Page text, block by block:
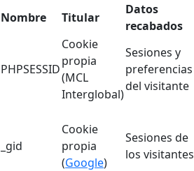
Nombre Titular
Datos
recabados
PHPSESSID
Cookie
propia
(MCL
Interglobal)
Sesiones y
preferencias
del visitante
_gid
Cookie
propia
(Google)
Sesiones de
los visitantes